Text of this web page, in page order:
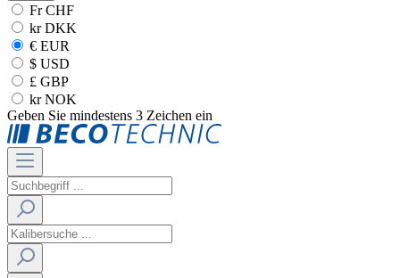
Fr CHF
kr DKK
€ EUR
$ USD
£ GBP
kr NOK
Geben Sie mindestens 3 Zeichen ein